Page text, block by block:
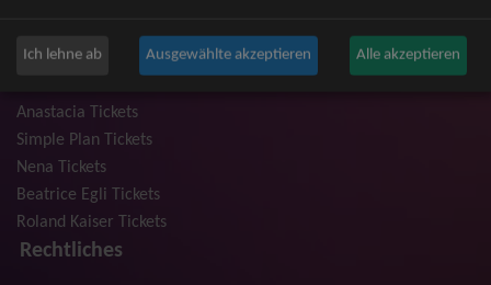
Trailerpark & Friends Tickets
Anastacia Tickets
Simple Plan Tickets
Nena Tickets
Beatrice Egli Tickets
Roland Kaiser Tickets
Rechtliches
Ich lehne ab Ausgewählte akzeptieren Alle akzeptieren